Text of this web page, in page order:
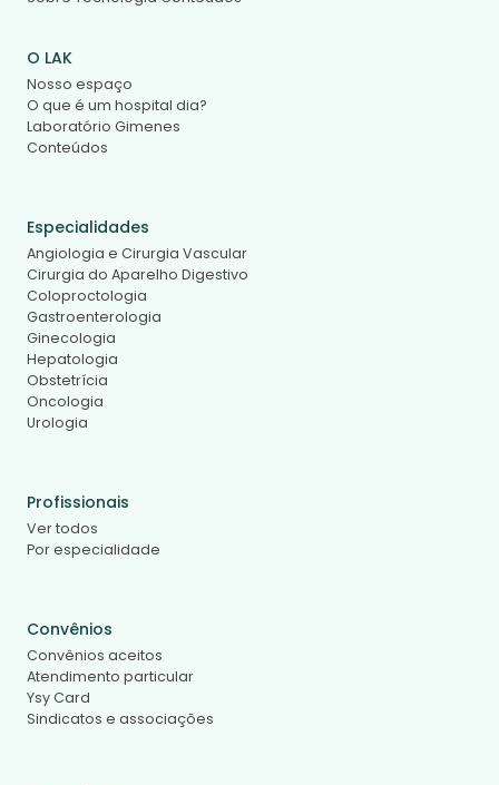
O LAK
Nosso espaço
O que é um hospital dia?
Laboratório Gimenes
Conteúdos
Especialidades
Angiologia e Cirurgia Vascular
Cirurgia do Aparelho Digestivo
Coloproctologia
Gastroenterologia
Ginecologia
Hepatologia
Obstetrícia
Oncologia
Urologia
Profissionais
Ver todos
Por especialidade
Convênios
Convênios aceitos
Atendimento particular
Ysy Card
Sindicatos e associações